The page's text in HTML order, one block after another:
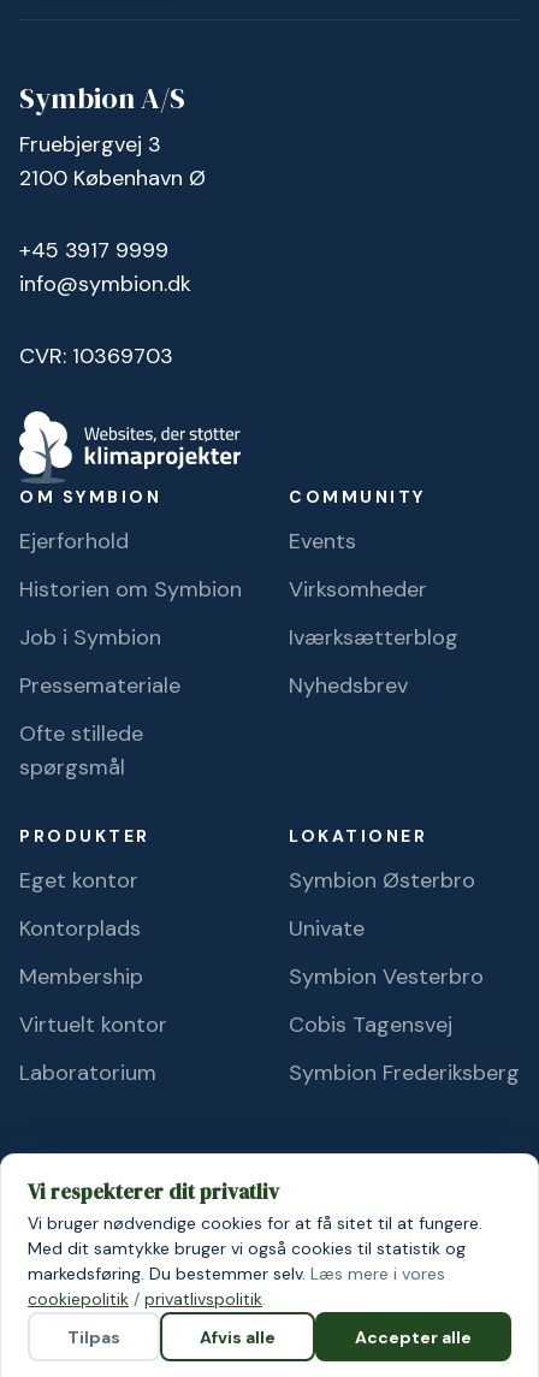
Symbion A/S
Fruebjergvej 3
2100 København Ø
+45 3917 9999
info@symbion.dk
CVR: 10369703
OM SYMBION
Ejerforhold
Historien om Symbion
Job i Symbion
Pressemateriale
Ofte stillede
spørgsmål
COMMUNITY
Events
Virksomheder
Iværksætterblog
Nyhedsbrev
PRODUKTER
Eget kontor
Kontorplads
Membership
Virtuelt kontor
Laboratorium
LOKATIONER
Symbion Østerbro
Univate
Symbion Vesterbro
Cobis Tagensvej
Symbion Frederiksberg
© 2026 Symbion A/S Persondatapolitik Cookiepolitik
Vi respekterer dit privatliv
Vi bruger nødvendige cookies for at få sitet til at fungere.
Med dit samtykke bruger vi også cookies til statistik og
markedsføring. Du bestemmer selv. Læs mere i vores
cookiepolitik / privatlivspolitik.
Tilpas
Afvis alle Accepter alle